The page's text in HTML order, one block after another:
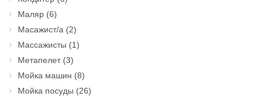
Маляр (6)
Масажист/а (2)
Массажисты (1)
Метапелет(3)
Мойка машин (8)
Мойка посуды (26)